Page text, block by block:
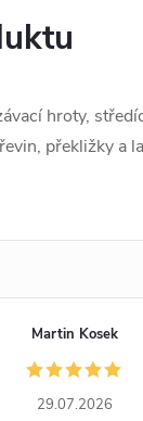
hroty,
překližky a
Martin Kosek
29.07.2026